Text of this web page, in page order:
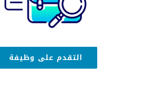
التقدم على وظيفة